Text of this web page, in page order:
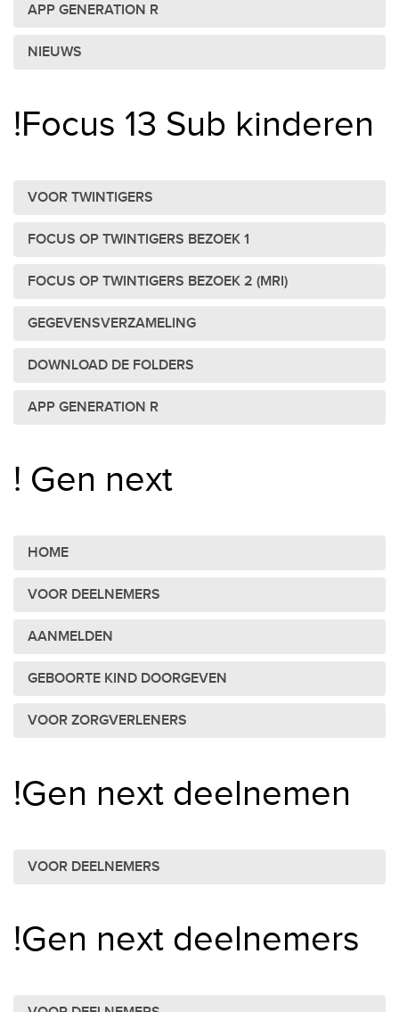
APP GENERATION R
NIEUWS
!Focus 13 Sub kinderen
VOOR TWINTIGERS
FOCUS OP TWINTIGERS BEZOEK 1
FOCUS OP TWINTIGERS BEZOEK 2 (MRI)
GEGEVENSVERZAMELING
DOWNLOAD DE FOLDERS
APP GENERATION R
! Gen next
HOME
VOOR DEELNEMERS
AANMELDEN
GEBOORTE KIND DOORGEVEN
VOOR ZORGVERLENERS
!Gen next deelnemen
VOOR DEELNEMERS
!Gen next deelnemers